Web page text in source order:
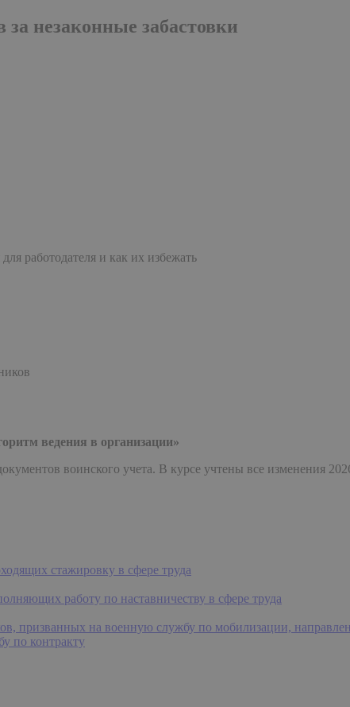
незаконные забастовки
работодателя и как их избежать
ведения в организации»
воинского учета. В курсе учтены все изменения
стажировку в сфере труда
работу по наставничеству в сфере труда
призванных на военную службу по мобилизации,
по контракту